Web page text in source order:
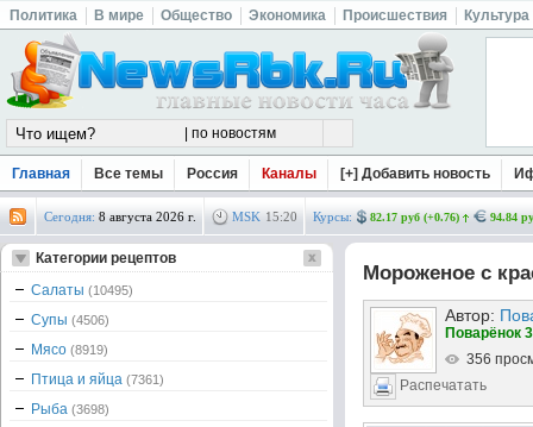
Политика В мире Общество Экономика Происшествия Культура
Главная Все темы Россия Каналы [+] Добавить новость
Сегодня: 8 августа 2026 г. MSK 15:20 Курсы: 82.17 руб (+0.76) 94.84
Мороженое с
Автор:
Поварёнок
356
Распечатать
Категории рецептов
Салаты (10495)
Супы (4506)
Мясо (8919)
Птица и яйца (7361)
Рыба (3698)